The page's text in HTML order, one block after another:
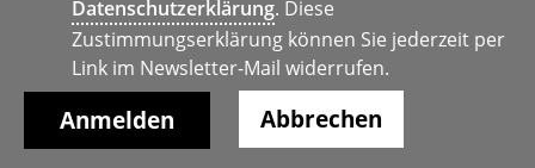
Datenschutzerklärung. Diese
Zustimmungserklärung können Sie jederzeit per
Link im Newsletter-Mail widerrufen.
Abbrechen